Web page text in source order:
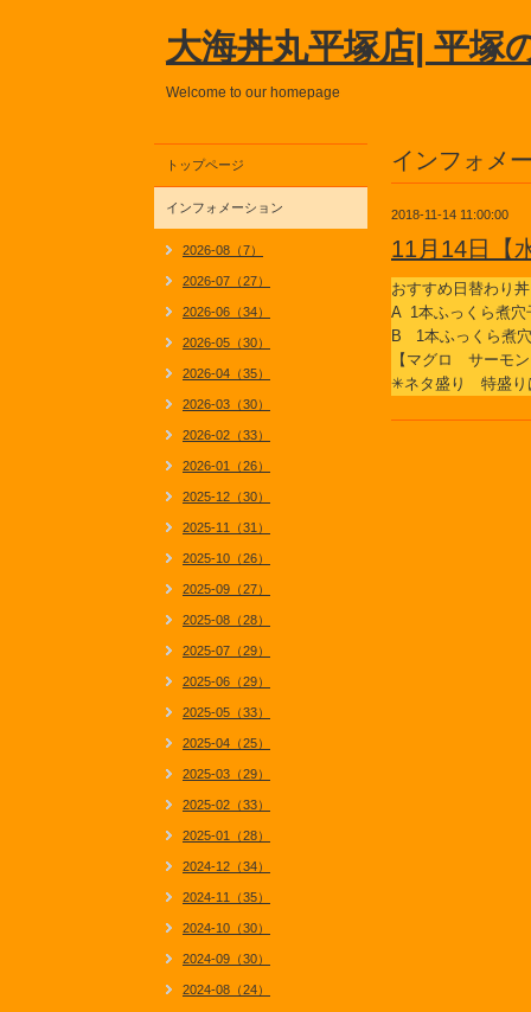
大海丼丸平塚店| 平塚
Welcome to our homepage
インフォメ
2018-11-14 11:00:00
11月14日【
おすすめ日替わり丼
A 1本ふっくら煮穴
B 1本ふっくら煮
【マグロ サーモ
✳ネタ盛り 特盛り
トップページ
インフォメーション
2026-08（7）
2026-07（27）
2026-06（34）
2026-05（30）
2026-04（35）
2026-03（30）
2026-02（33）
2026-01（26）
2025-12（30）
2025-11（31）
2025-10（26）
2025-09（27）
2025-08（28）
2025-07（29）
2025-06（29）
2025-05（33）
2025-04（25）
2025-03（29）
2025-02（33）
2025-01（28）
2024-12（34）
2024-11（35）
2024-10（30）
2024-09（30）
2024-08（24）